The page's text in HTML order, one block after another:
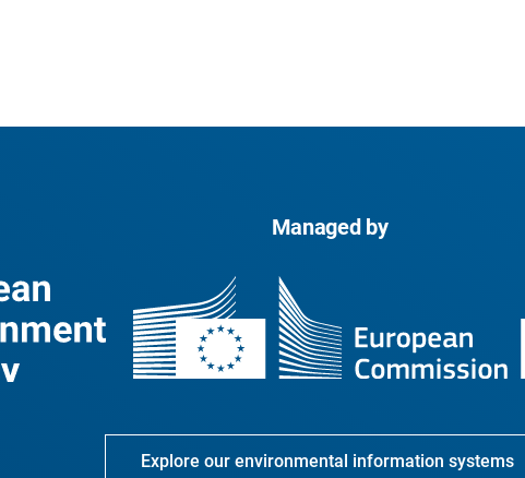
Managed by
Explore our environmental information systems